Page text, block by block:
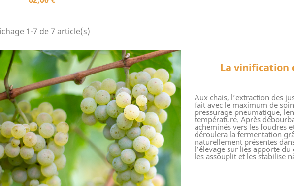
1-7 de 7 article(s)
La vinification
Aux chais, l’extraction des
fait avec le maximum de
pressurage pneumatique,
température. Après
acheminés vers les foudres
déroulera la fermentation
naturellement présentes
l’élevage sur lies apporte du
les assouplit et les stabilise